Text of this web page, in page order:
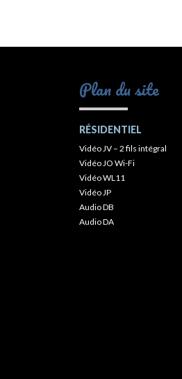
Plan du site
RÉSIDENTIEL
Vidéo JV – 2 fils intégral
Vidéo JO Wi-Fi
Vidéo WL11
Vidéo JP
Audio DB
Audio DA